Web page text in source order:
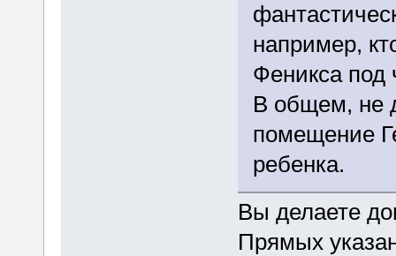
например,
Феникса под
В общем, не
помещение
ребенка.
Вы делаете
Прямых